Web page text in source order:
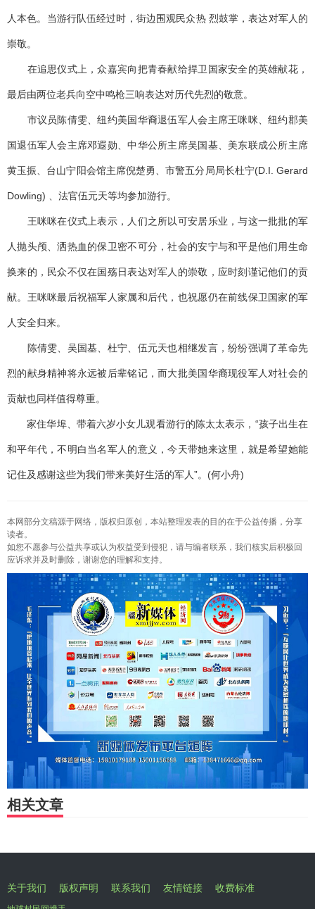
人本色。当游行队伍经过时，街边围观民众热 烈鼓掌，表达对军人的
崇敬。
在追思仪式上，众嘉宾向把青春献给捍卫国家安全的英雄献花，
最后由两位老兵向空中鸣枪三响表达对历代先烈的敬意。
市议员陈倩雯、纽约美国华裔退伍军人会主席王咪咪、纽约郡美
国退伍军人会主席邓遐勋、中华公所主席吴国基、美东联成公所主席
黄玉振、台山宁阳会馆主席倪楚勇、市警五分局局长杜宁(D.I. Gerard
Dowling) 、法官伍元天等均参加游行。
王咪咪在仪式上表示，人们之所以可安居乐业，与这一批批的军
人抛头颅、洒热血的保卫密不可分，社会的安宁与和平是他们用生命
换来的，民众不仅在国殇日表达对军人的崇敬，应时刻谨记他们的贡
献。王咪咪最后祝福军人家属和后代，也祝愿仍在前线保卫国家的军
人安全归来。
陈倩雯、吴国基、杜宁、伍元天也相继发言，纷纷强调了革命先
烈的献身精神将永远被后辈铭记，而大批美国华裔现役军人对社会的
贡献也同样值得尊重。
家住华埠、带着六岁小女儿观看游行的陈太太表示，“孩子出生在
和平年代，不明白当名军人的意义，今天带她来这里，就是希望她能
记住及感谢这些为我们带来美好生活的军人”。(何小舟)
本网部分文稿源于网络，版权归原创，本站整理发表的目的在于公益传播，分享
读者。
如您不愿参与公益共享或认为权益受到侵犯，请与编者联系，我们核实后积极回
应诉求并及时删除，谢谢您的理解和支持。
相关文章
关于我们 版权声明 联系我们 友情链接 收费标准